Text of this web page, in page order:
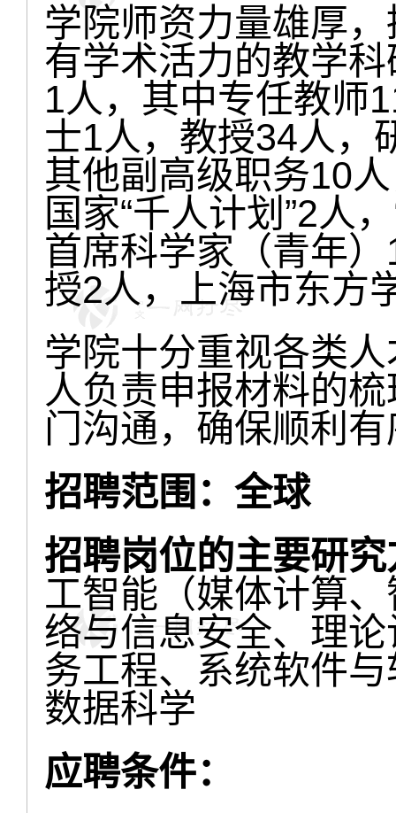
学院师资力量雄厚
有学术活力的教学
1人，其中专任教师
士1人，教授34人，
其他副高级职务10
国家“千人计划”2人
首席科学家（青年
授2人，上海市东方
学院十分重视各类
人负责申报材料的
门沟通，确保顺利
招聘范围：全球
招聘岗位的主要研
工智能（媒体计算
络与信息安全、理
务工程、系统软件
数据科学
应聘条件：